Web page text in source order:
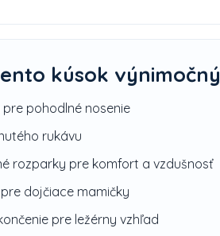
kúsok výnimočný
pohodlné nosenie
rukávu
rozparky pre komfort a vzdušnosť
dojčiace mamičky
pre ležérny vzhľad